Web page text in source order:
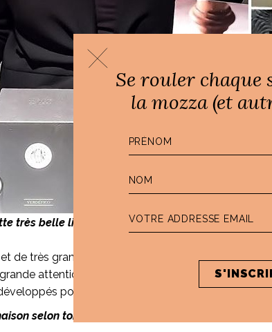
très belle ligne de bougies. Peux-tu nous en
de très grande qualité renvoyant à l’image de la
attention portée aux senteurs et chaque
pour des marques de luxe et l’utilisons
selon toi ?
Se rouler chaque
la mozza (et